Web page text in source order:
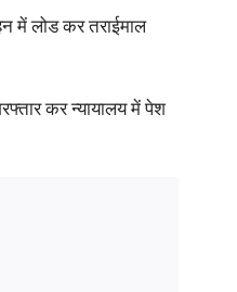
में लोड कर तराईमाल
कर न्यायालय में पेश